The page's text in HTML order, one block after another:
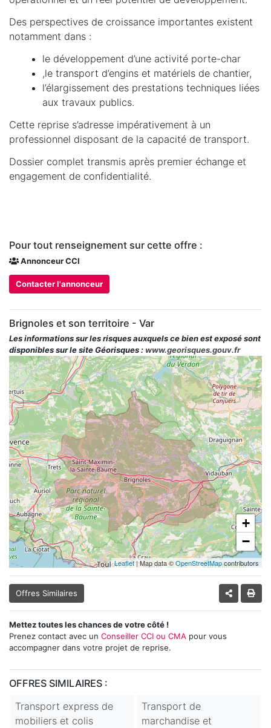
Des perspectives de croissance importantes existent
notamment dans :
le développement d’une activité porte-char
,le transport d’engins et matériels de chantier,
l’élargissement des prestations techniques liées
aux travaux publics.
Cette reprise s’adresse impérativement à un
professionnel disposant de la capacité de transport.
Dossier complet transmis après premier échange et
engagement de confidentialité.
Pour tout renseignement sur cette offre :
Annonceur CCI
Contacter l'annonceur
Brignoles et son territoire - Var
Les informations sur les risques auxquels ce bien est exposé sont
disponibles sur le site Géorisques : www.georisques.gouv.fr
+
−
Leaflet| Map data ©OpenStreetMapcontributors
Offres Similaires
Mettez toutes les chances de votre côté !
Prenez contact avec un Conseiller CCI ou CMA pour vous
accompagner dans votre projet de reprise.
OFFRES SIMILAIRES :
Transport express de
mobiliers et colis
Transport de
marchandise et